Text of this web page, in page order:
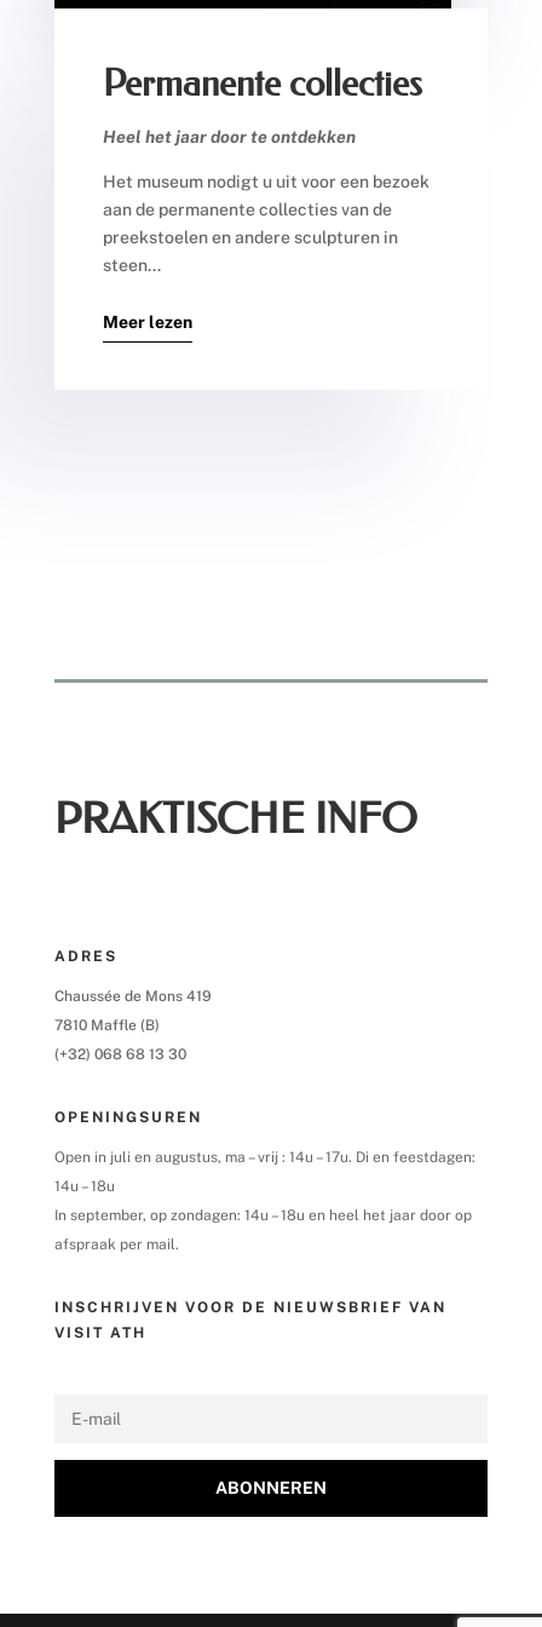
Permanente collecties
Heel het jaar door te ontdekken
Het museum nodigt u uit voor een bezoek
aan de permanente collecties van de
preekstoelen en andere sculpturen in
steen…
Meer lezen
PRAKTISCHE INFO
ADRES
Chaussée de Mons 419
7810 Maffle (B)
(+32) 068 68 13 30
OPENINGSUREN
Open in juli en augustus, ma – vrij : 14u – 17u. Di en feestdagen:
14u – 18u
In september, op zondagen: 14u – 18u en heel het jaar door op
afspraak per mail.
INSCHRIJVEN VOOR DE NIEUWSBRIEF VAN
VISIT ATH
ABONNEREN